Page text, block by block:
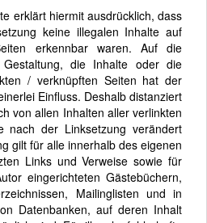
erklärt hiermit ausdrücklich, dass
keine illegalen Inhalte auf
erkennbar waren. Auf die
die Inhalte oder die
/ verknüpften Seiten hat der
Einfluss. Deshalb distanziert
von allen Inhalten aller verlinkten
nach der Linksetzung verändert
gilt für alle innerhalb des eigenen
Links und Verweise sowie für
eingerichteten Gästebüchern,
Mailinglisten und in
Datenbanken, auf deren Inhalt